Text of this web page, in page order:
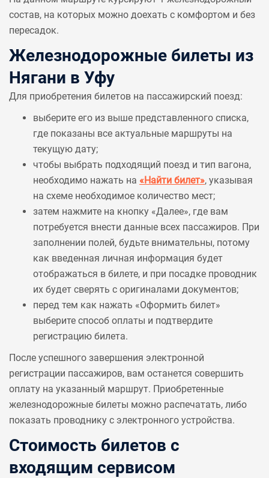
состав, на которых можно доехать с комфортом и без
пересадок.
Железнодорожные билеты из
Нягани в Уфу
Для приобретения билетов на пассажирский поезд:
выберите его из выше представленного списка,
где показаны все актуальные маршруты на
текущую дату;
чтобы выбрать подходящий поезд и тип вагона,
необходимо нажать на «Найти билет», указывая
на схеме необходимое количество мест;
затем нажмите на кнопку «Далее», где вам
потребуется внести данные всех пассажиров. При
заполнении полей, будьте внимательны, потому
как введенная личная информация будет
отображаться в билете, и при посадке проводник
их будет сверять с оригиналами документов;
перед тем как нажать «Оформить билет»
выберите способ оплаты и подтвердите
регистрацию билета.
После успешного завершения электронной
регистрации пассажиров, вам останется совершить
оплату на указанный маршрут. Приобретенные
железнодорожные билеты можно распечатать, либо
показать проводнику с электронного устройства.
Стоимость билетов с
входящим сервисом